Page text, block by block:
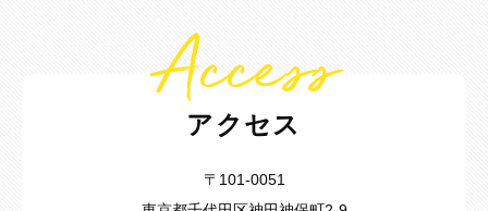
Access
アクセス
〒101-0051